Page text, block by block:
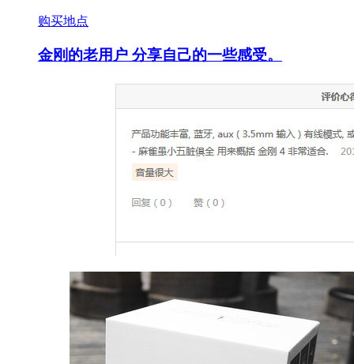
购买地点
金刚的老用户 分享自己的一些感受。